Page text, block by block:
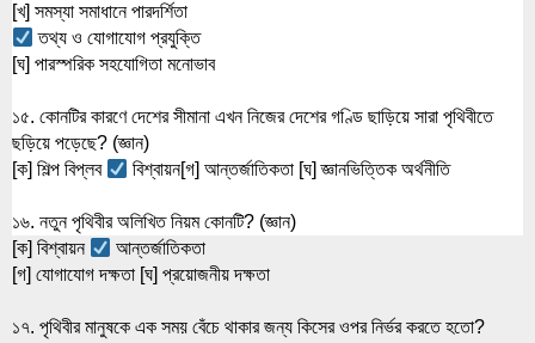
[খ] সমস্যা সমাধানে পারদর্শিতা
তথ্য ও যোগাযোগ প্রযুক্তি
[ঘ] পারস্পরিক সহযোগিতা মনোভাব
১৫. কোনটির কারণে দেশের সীমানা এখন নিজের দেশের গণ্ডি ছাড়িয়ে সারা পৃথিবীতে
ছড়িয়ে পড়েছে? (জ্ঞান)
[ক] শিল্প বিপ্লব
বিশ্বায়ন[গ] আন্তর্জাতিকতা [ঘ] জ্ঞানভিত্তিক অর্থনীতি
১৬. নতুন পৃথিবীর অলিখিত নিয়ম কোনটি? (জ্ঞান)
[ক] বিশ্বায়ন
আন্তর্জাতিকতা
[গ] যোগাযোগ দক্ষতা [ঘ] প্রয়োজনীয় দক্ষতা
১৭. পৃথিবীর মানুষকে এক সময় বেঁচে থাকার জন্য কিসের ওপর নির্ভর করতে হতো?